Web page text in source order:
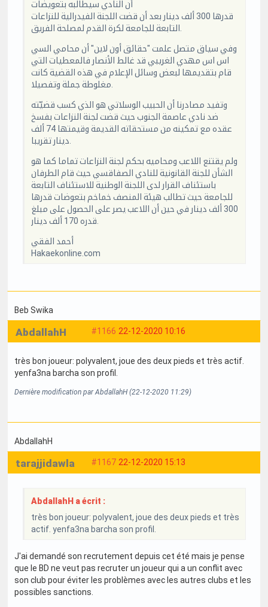
أن النادي سيطالبه بتعويضات
قدرها 300 ألف دينار بعد أن قضت اللجنة الفيدرالية للنزاعات
وفي سياق متصل علمت "حقائق أون لاين" أن محامي السي
اس اس مهدي الغريبي قد غالط الأنصار فالمعطيات التي
قام بتقديمها لبعض وسائل الإعلام في هذه القضية كانت
وتفيد مصادرنا أن الحبيب الوسلاتي هو الذي كسب قضيّته
ضد نادي عاصمة الجنوب حيث قضت لجنة النزاعات بفسخ
عقده مع تمكينه من مستحقاته القديمة وقيمتها 74 ألف
ولم يقتنع اللاعب ومحاميه بحكم لجنة النزاعات تماما كما هو
الشأن للجنة القانونية للنادي الصفاقسي حيث قام الطرفان
باستئناف القرار لدى اللجنة الوطنية للاستئناف التابعة
للجامعة حيث تطالب هيئة المنصف خماخم بتعوضات قدرها
300 ألف دينار في حين أن اللاعب يصر على الحصول على مبلغ
أحمد الفقي
Hakaekonline.com
Beb Swika
#1166 22-12-2020 10:16
AbdallahH
très bon joueur: polyvalent, joue des deux pieds et très actif.
yenfa3na barcha son profil.
Dernière modification par AbdallahH (22-12-2020 11:29)
AbdallahH
#1167 22-12-2020 15:13
tarajjidawla
AbdallahH a écrit :
très bon joueur: polyvalent, joue des deux pieds et très
actif. yenfa3na barcha son profil.
J'ai demandé son recrutement depuis cet été mais je pense
que le BD ne veut pas recruter un joueur qui a un conflit avec
son club pour éviter les problèmes avec les autres clubs et les
possibles sanctions.